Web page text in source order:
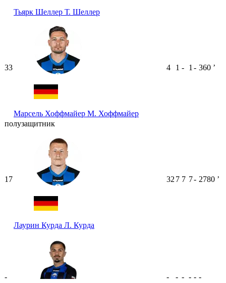
Тьярк Шеллер Т. Шеллер
33
Марсель Хоффмайер М. Хоффмайер
4 1 - 1 - 360 ʼ
полузащитник
17
Лаурин Курда Л. Курда
32 7 7 7- 2780 ʼ
- - - - - - -